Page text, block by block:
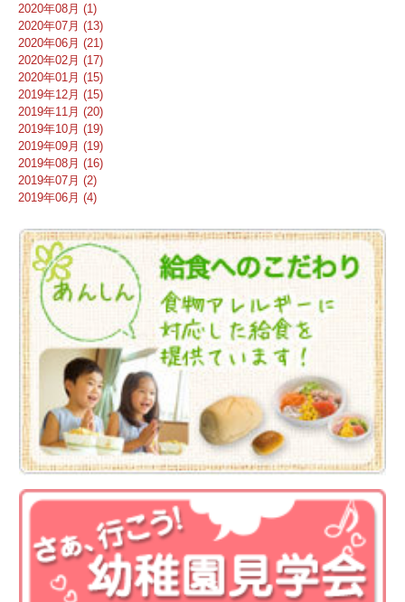
2020年08月 (1)
2020年07月 (13)
2020年06月 (21)
2020年02月 (17)
2020年01月 (15)
2019年12月 (15)
2019年11月 (20)
2019年10月 (19)
2019年09月 (19)
2019年08月 (16)
2019年07月 (2)
2019年06月 (4)